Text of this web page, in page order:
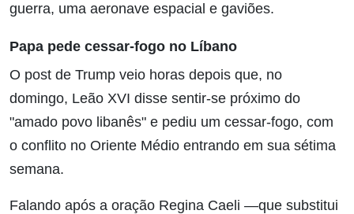
guerra, uma aeronave espacial e gaviões.
Papa pede cessar-fogo no Líbano
O post de Trump veio horas depois que, no
domingo, Leão XVI disse sentir-se próximo do
"amado povo libanês" e pediu um cessar-fogo, com
o conflito no Oriente Médio entrando em sua sétima
semana.
Falando após a oração Regina Caeli —que substitui